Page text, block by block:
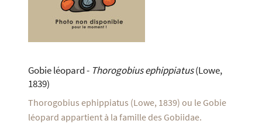
Gobie léopard - Thorogobius ephippiatus(Lowe,
1839)
Thorogobius ephippiatus (Lowe, 1839) ou le Gobie
léopard appartient à la famille des Gobiidae.